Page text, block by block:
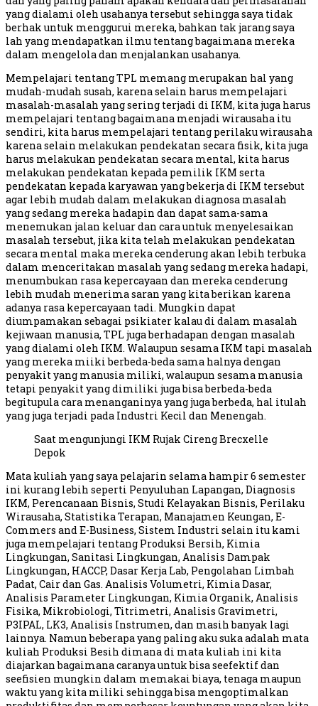
yang dialami oleh usahanya tersebut sehingga saya tidak
berhak untuk menggurui mereka, bahkan tak jarang saya
lah yang mendapatkan ilmu tentang bagaimana mereka
dalam mengelola dan menjalankan usahanya.
Mempelajari tentang TPL memang merupakan hal yang
mudah-mudah susah, karena selain harus mempelajari
masalah-masalah yang sering terjadi di IKM, kita juga harus
mempelajari tentang bagaimana menjadi wirausaha itu
sendiri, kita harus mempelajari tentang perilaku wirausaha
karena selain melakukan pendekatan secara fisik, kita juga
harus melakukan pendekatan secara mental, kita harus
melakukan pendekatan kepada pemilik IKM serta
pendekatan kepada karyawan yang bekerja di IKM tersebut
agar lebih mudah dalam melakukan diagnosa masalah
yang sedang mereka hadapin dan dapat sama-sama
menemukan jalan keluar dan cara untuk menyelesaikan
masalah tersebut, jika kita telah melakukan pendekatan
secara mental maka mereka cenderung akan lebih terbuka
dalam menceritakan masalah yang sedang mereka hadapi,
menumbukan rasa kepercayaan dan mereka cenderung
lebih mudah menerima saran yang kita berikan karena
adanya rasa kepercayaan tadi. Mungkin dapat
diumpamakan sebagai psikiater kalau di dalam masalah
kejiwaan manusia, TPL juga berhadapan dengan masalah
yang dialami oleh IKM. Walaupun sesama IKM tapi masalah
yang mereka miiki berbeda-beda sama halnya dengan
penyakit yang manusia miliki, walaupun sesama manusia
tetapi penyakit yang dimiliki juga bisa berbeda-beda
begitupula cara menanganinya yang juga berbeda, hal itulah
yang juga terjadi pada Industri Kecil dan Menengah.
Saat mengunjungi IKM Rujak Cireng Brecxelle
Depok
Mata kuliah yang saya pelajarin selama hampir 6 semester
ini kurang lebih seperti Penyuluhan Lapangan, Diagnosis
IKM, Perencanaan Bisnis, Studi Kelayakan Bisnis, Perilaku
Wirausaha, Statistika Terapan, Manajamen Keungan, E-
Commers and E-Business, Sistem Industri selain itu kami
juga mempelajari tentang Produksi Bersih, Kimia
Lingkungan, Sanitasi Lingkungan, Analisis Dampak
Lingkungan, HACCP, Dasar Kerja Lab, Pengolahan Limbah
Padat, Cair dan Gas. Analisis Volumetri, Kimia Dasar,
Analisis Parameter Lingkungan, Kimia Organik, Analisis
Fisika, Mikrobiologi, Titrimetri, Analisis Gravimetri,
P3IPAL, LK3, Analisis Instrumen, dan masih banyak lagi
lainnya. Namun beberapa yang paling aku suka adalah mata
kuliah Produksi Besih dimana di mata kuliah ini kita
diajarkan bagaimana caranya untuk bisa seefektif dan
seefisien mungkin dalam memakai biaya, tenaga maupun
waktu yang kita miliki sehingga bisa mengoptimalkan